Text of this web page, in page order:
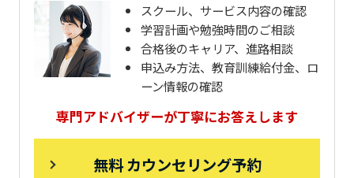
スクール、サービス内容の確認
学習計画や勉強時間のご相談
合格後のキャリア、進路相談
申込み方法、教育訓練給付金、ロ
ーン情報の確認
専門アドバイザーが丁寧にお答えします
無料 カウンセリング予約